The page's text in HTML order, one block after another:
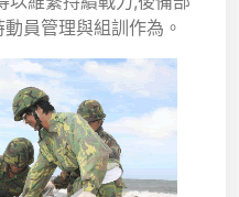
員管理與組訓作為。